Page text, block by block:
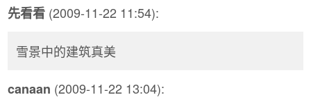
先看看 (2009-11-22 11:54):
雪景中的建筑真美
canaan (2009-11-22 13:04):